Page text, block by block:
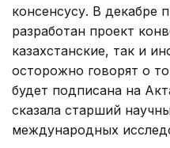
консенсусу. В декабре
разработан проект
казахстанские, так и
осторожно говорят о
будет подписана на
сказала старший
международных